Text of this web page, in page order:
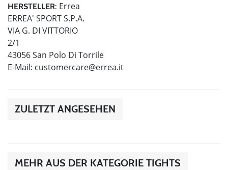
HERSTELLER: Errea
ERREA' SPORT S.P.A.
VIA G. DI VITTORIO
2/1
43056 San Polo Di Torrile
E-Mail: customercare@errea.it
ZULETZT ANGESEHEN
MEHR AUS DER KATEGORIE TIGHTS